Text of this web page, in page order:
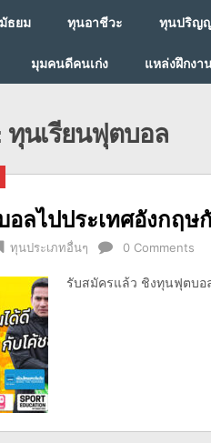
ธยม ทุนอาชีวะ ทุนปริญ
มุมคนดีคนเก่ง แหล่งฝึกงา
ทุนเรียนฟุตบอล
ลไปประเทศอังกฤษ
ทุนประเภทอื่นๆ 0 Comments
รับสมัครแล้ว ชิงทุนฟุตบอ